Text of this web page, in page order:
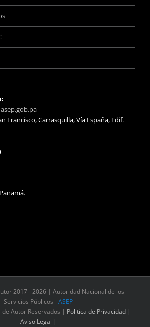
Francisco, Carrasquilla, Vía España, Edif.
2017 -2026 | Autoridad Nacional de los
Servicios Públicos -ASEP
de Autor Reservados | Politica de Privacidad |
Aviso Legal |